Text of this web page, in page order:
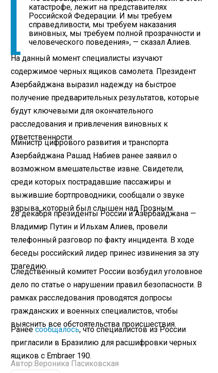
катастрофе, лежит на представителях
Российской Федерации. И мы требуем
справедливости, мы требуем наказания
виновных, мы требуем полной прозрачности и
человеческого поведения», — сказал Алиев.
На данный момент специалисты изучают
содержимое черных ящиков самолета. Президент
Азербайджана выразил надежду на быстрое
получение предварительных результатов, которые
будут ключевыми для окончательного
расследования и привлечения виновных к
ответственности.
Министр цифрового развития и транспорта
Азербайджана Рашад Набиев ранее заявил о
возможном вмешательстве извне. Свидетели,
среди которых пострадавшие пассажиры и
выжившие бортпроводники, сообщали о звуке
взрыва, который был слышен над Грозным.
28 декабря президенты России и Азербайджана —
Владимир Путин и Ильхам Алиев, провели
телефонный разговор по факту инцидента. В ходе
беседы российский лидер принес извинения за эту
трагедию.
Следственный комитет России возбудил уголовное
дело по статье о нарушении правил безопасности. В
рамках расследования проводятся допросы
гражданских и военных специалистов, чтобы
выяснить все обстоятельства происшествия.
Ранеесообщалось, что специалистов из России
пригласили в Бразилию для расшифровки черных
ящиков с Embraer 190.
Автор: Вероника Пасиковская